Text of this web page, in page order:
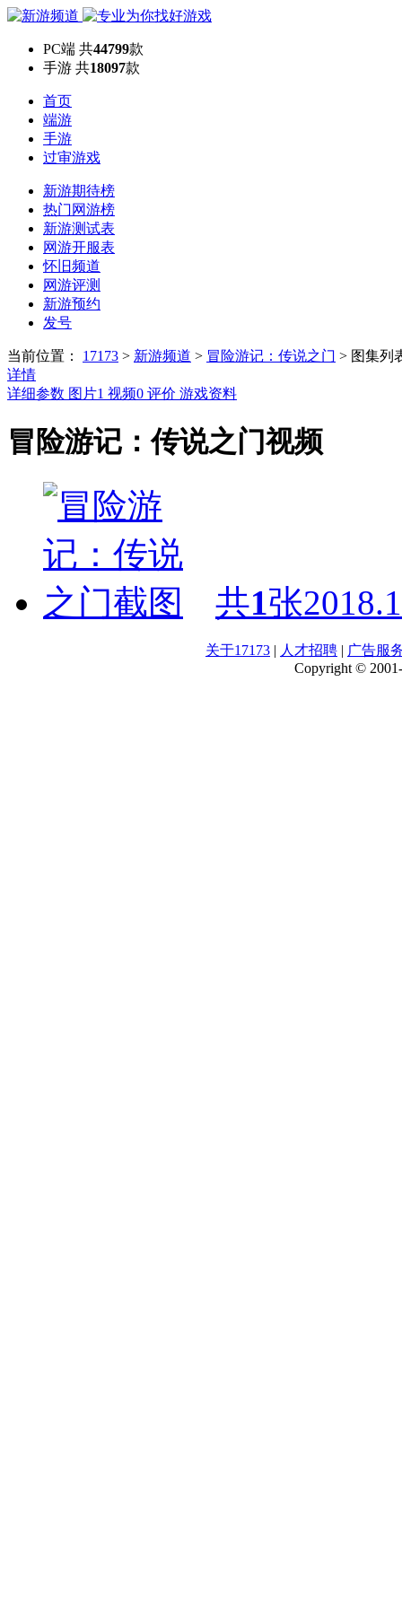
PC端 共44799款
手游 共18097款
首页
端游
手游
过审游戏
新游期待榜
热门网游榜
新游测试表
网游开服表
怀旧频道
网游评测
新游预约
发号
当前位置： 17173 > 新游频道 > 冒险游记：传说之门 > 图集列
详情
详细参数 图片1 视频0 评价 游戏资料
冒险游记：传说之门视频
共1张
关于17173 | 人才招聘 | 广告服
Copyright ©